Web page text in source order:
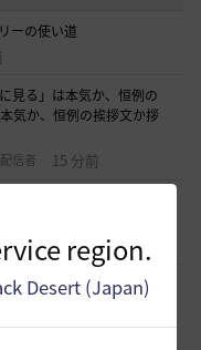
region.
Desert (Japan)
ーの使い道
見る」は本気か、恒例の
気か、恒例の挨拶文か拶
信者 15 分前
前
紹介記事の「攻撃力+防
てみました
配信者 9 時間前